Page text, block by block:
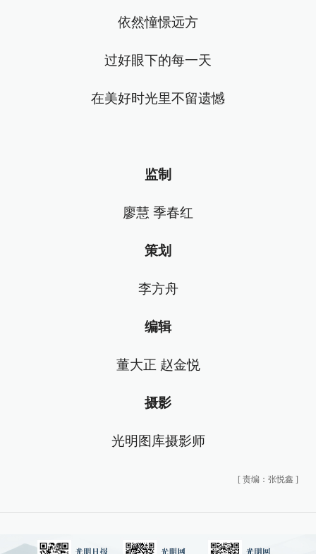
依然憧憬远方
过好眼下的每一天
在美好时光里不留遗憾
监制
廖慧 季春红
策划
李方舟
编辑
董大正 赵金悦
摄影
光明图库摄影师
[ 责编：张悦鑫 ]